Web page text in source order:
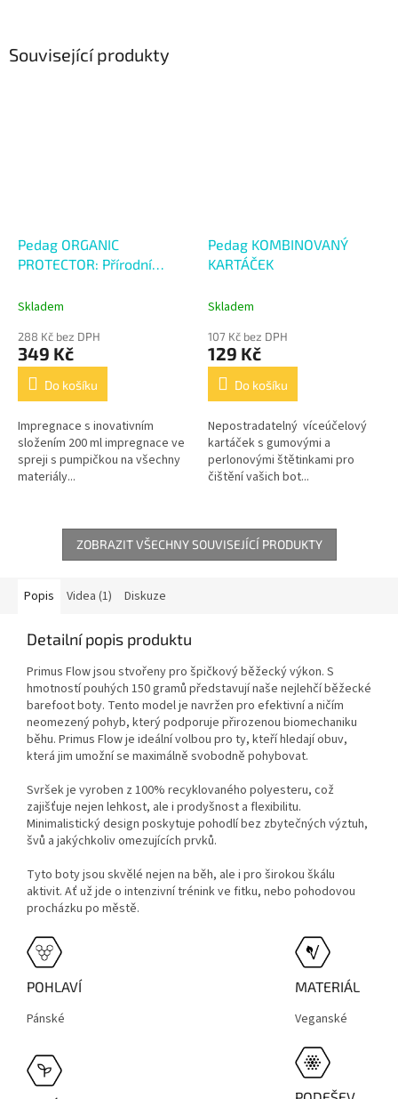
Související produkty
Pedag ORGANIC
PROTECTOR: Přírodní
Skladem
288 Kč bez DPH
349 Kč
Do košíku
Impregnace s inovativním
složením 200 ml impregnace ve
spreji s pumpičkou na všechny
materiály...
Pedag KOMBINOVANÝ
KARTÁČEK
Skladem
107 Kč bez DPH
129 Kč
Do košíku
Nepostradatelný víceúčelový
kartáček s gumovými a
perlonovými štětinkami pro
čištění vašich bot...
ZOBRAZIT VŠECHNY SOUVISEJÍCÍ PRODUKTY
Popis Videa (1) Diskuze
Detailní popis produktu
Primus Flow jsou stvořeny pro špičkový běžecký výkon. S
hmotností pouhých 150 gramů představují naše nejlehčí běžecké
barefoot boty. Tento model je navržen pro efektivní a ničím
neomezený pohyb, který podporuje přirozenou biomechaniku
běhu. Primus Flow je ideální volbou pro ty, kteří hledají obuv,
která jim umožní se maximálně svobodně pohybovat.
Svršek je vyroben z 100% recyklovaného polyesteru, což
zajišťuje nejen lehkost, ale i prodyšnost a flexibilitu.
Minimalistický design poskytuje pohodlí bez zbytečných výztuh,
švů a jakýchkoliv omezujících prvků.
Tyto boty jsou skvělé nejen na běh, ale i pro širokou škálu
aktivit. Ať už jde o intenzivní trénink ve fitku, nebo pohodovou
procházku po městě.
POHLAVÍ
Pánské
MATERIÁL
Veganské